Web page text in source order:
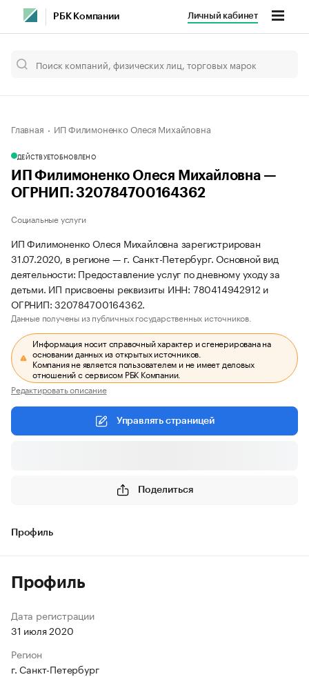
РБК Компании Личный кабинет
Главная ИП Филимоненко Олеся Михайловна
ДЕЙСТВУЕТОБНОВЛЕНО
ИП Филимоненко Олеся Михайловна —
ОГРНИП: 320784700164362
Социальные услуги
ИП Филимоненко Олеся Михайловна зарегистрирован
31.07.2020, в регионе — г. Санкт-Петербург. Основной вид
деятельности: Предоставление услуг по дневному уходу за
детьми. ИП присвоены реквизиты ИНН: 780414942912 и
ОГРНИП: 320784700164362.
Данные получены из публичных государственных источников.
Информация носит справочный характер и сгенерирована на
основании данных из открытых источников.
Компания не является пользователем и не имеет деловых
отношений с сервисом РБК Компании.
Редактировать описание
Управлять страницей
Поделиться
Профиль
Профиль
Дата регистрации
31 июля 2020
Регион
г. Санкт-Петербург